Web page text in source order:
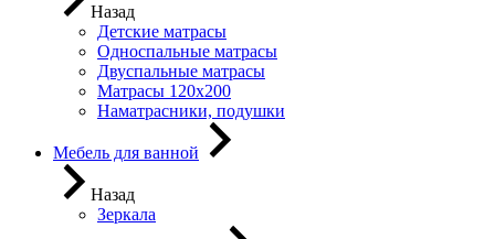
Назад
Детские матрасы
Односпальные матрасы
Двуспальные матрасы
Матрасы 120х200
Наматрасники, подушки
Мебель для ванной
Назад
Зеркала